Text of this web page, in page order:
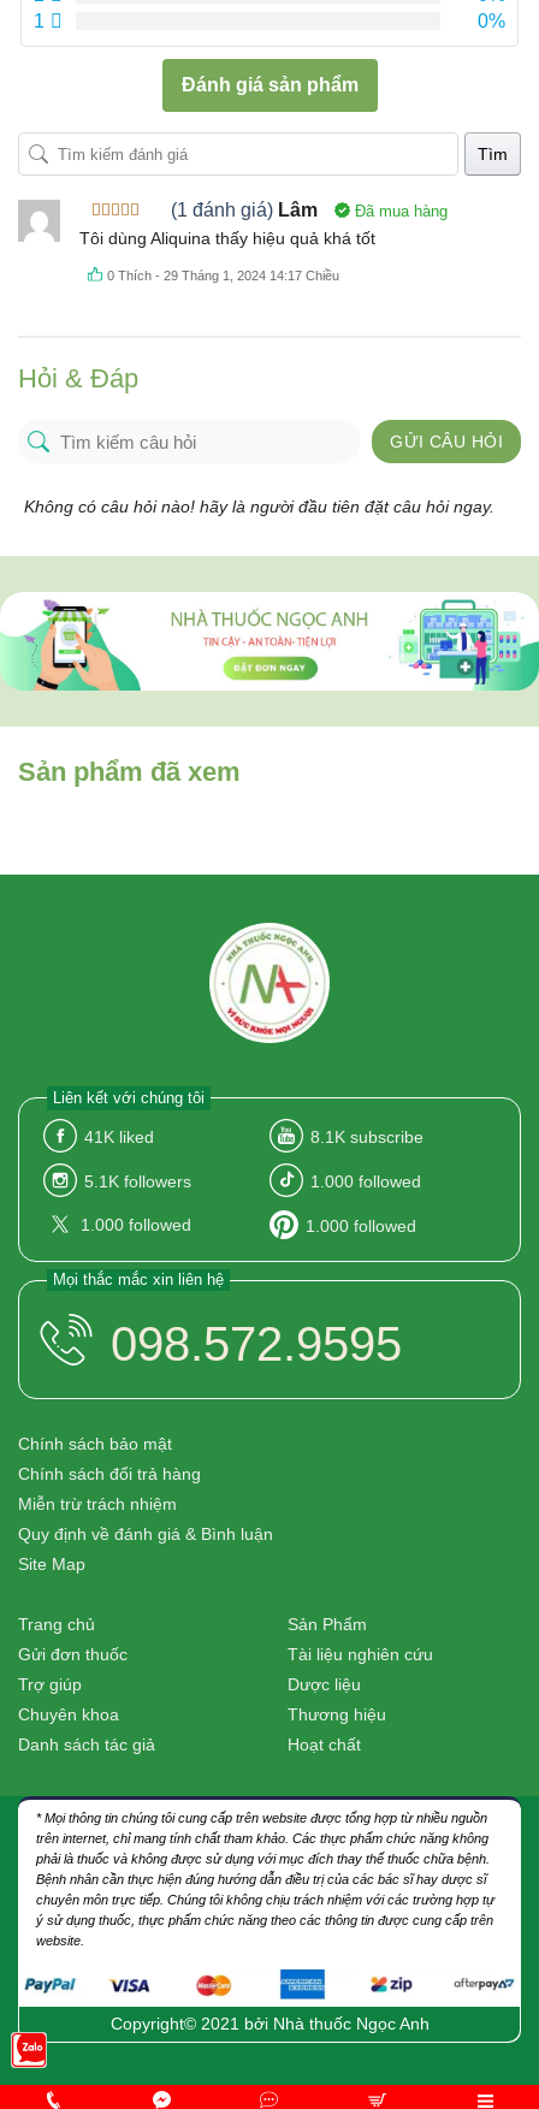
1
0%
Đánh giá sản phẩm
Tìm
Được xếp
hạng55
sao
(1 đánh giá) Lâm Đã mua hàng
Tôi dùng Aliquina thấy hiệu quả khá tốt
0 Thích -29 Tháng 1, 2024 14:17 Chiều
Hỏi & Đáp
GỬI CÂU HỎI
Không có câu hỏi nào! hãy là người đầu tiên đặt câu hỏi ngay.
Sản phẩm đã xem
Liên kết với chúng tôi
41K liked 8.1K subscribe
5.1K followers 1.000 followed
1.000 followed 1.000 followed
Mọi thắc mắc xin liên hệ
098.572.9595
Chính sách bảo mật
Chính sách đổi trả hàng
Miễn trừ trách nhiệm
Quy định về đánh giá & Bình luận
Site Map
Trang chủ
Gửi đơn thuốc
Trợ giúp
Chuyên khoa
Danh sách tác giả
Sản Phẩm
Tài liệu nghiên cứu
Dược liệu
Thương hiệu
Hoạt chất
* Mọi thông tin chúng tôi cung cấp trên website được tổng hợp từ nhiều nguồn
trên internet, chỉ mang tính chất tham khảo. Các thực phẩm chức năng không
phải là thuốc và không được sử dụng với mục đích thay thế thuốc chữa bệnh.
Bệnh nhân cần thực hiện đúng hướng dẫn điều trị của các bác sĩ hay dược sĩ
chuyên môn trực tiếp. Chúng tôi không chịu trách nhiệm với các trường hợp tự
ý sử dụng thuốc, thực phẩm chức năng theo các thông tin được cung cấp trên
website.
Copyright© 2021 bởi Nhà thuốc Ngọc Anh